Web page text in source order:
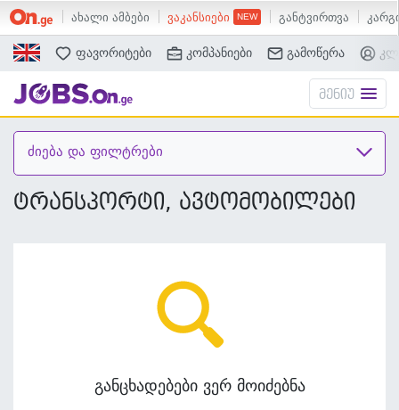
ახალი ამბები ვაკანსიები განტვირთვა
ძებნა
ფავორიტები კომპანიები გამოწერა
მენიუ
ძიება და ფილტრები
ტრანსპორტი, ავტომობილები
განცხადებები ვერ მოიძებნა